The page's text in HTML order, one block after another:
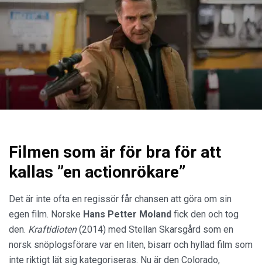
Filmen som är för bra för att
kallas ”en actionrökare”
Det är inte ofta en regissör får chansen att göra om sin
egen film. Norske Hans Petter Moland fick den och tog
den. Kraftidioten(2014) med Stellan Skarsgård som en
norsk snöplogsförare var en liten, bisarr och hyllad film som
inte riktigt lät sig kategoriseras. Nu är den Colorado,